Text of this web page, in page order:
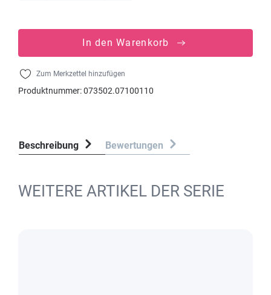
In den Warenkorb
Zum Merkzettel hinzufügen
Produktnummer:073502.07100110
Beschreibung Bewertungen
WEITERE ARTIKEL DER SERIE